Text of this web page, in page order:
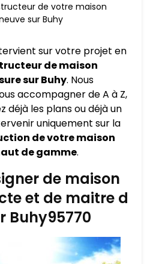
de votre maison
sur Buhy
sur votre projet en
de maison
surBuhy. Nous
accompagner de A à Z,
déjà les plans ou déjà un
uniquement sur la
de votre maison
de gamme.
de maison
et de maitre d
Buhy95770